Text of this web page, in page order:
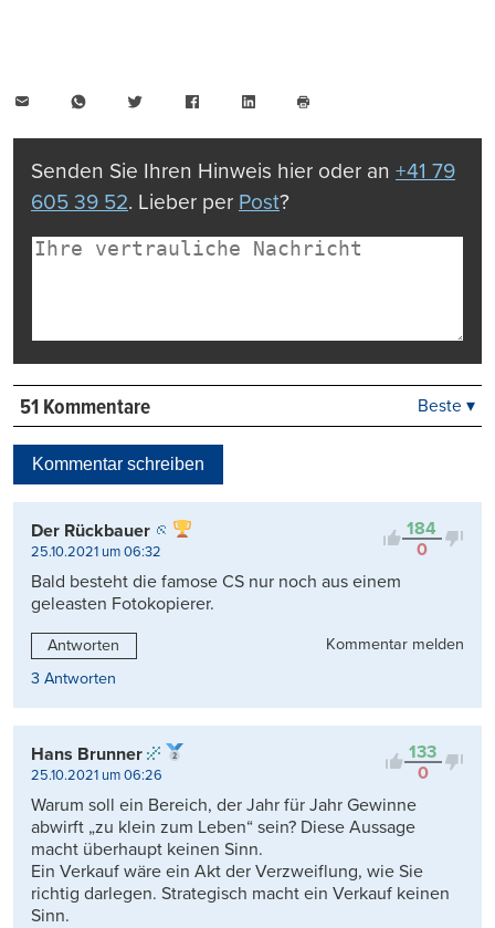
WhatsAppTwitter FacebookLinkedIn
drucken
Senden Sie Ihren Hinweis hier oder an +41 79
605 39 52. Lieber per Post?
51 Kommentare
Kontrovers
Beste ▾
Kommentar schreiben
184
0
Der Rückbauer
25.10.2021 um 06:32
Bald besteht die famose CS nur noch aus einem
geleasten Fotokopierer.
Antworten
Kommentar melden
3 Antworten
133
0
Hans Brunner
25.10.2021 um 06:26
Warum soll ein Bereich, der Jahr für Jahr Gewinne
abwirft „zu klein zum Leben“ sein? Diese Aussage
macht überhaupt keinen Sinn.
Ein Verkauf wäre ein Akt der Verzweiflung, wie Sie
richtig darlegen. Strategisch macht ein Verkauf keinen
Sinn.